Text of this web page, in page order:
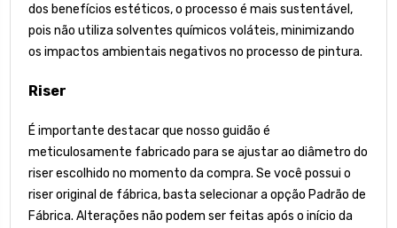
dos benefícios estéticos, o processo é mais sustentável,
pois não utiliza solventes químicos voláteis, minimizando
os impactos ambientais negativos no processo de pintura.
Riser
É importante destacar que nosso guidão é
meticulosamente fabricado para se ajustar ao diâmetro do
riser escolhido no momento da compra. Se você possui o
riser original de fábrica, basta selecionar a opção Padrão de
Fábrica. Alterações não podem ser feitas após o início da